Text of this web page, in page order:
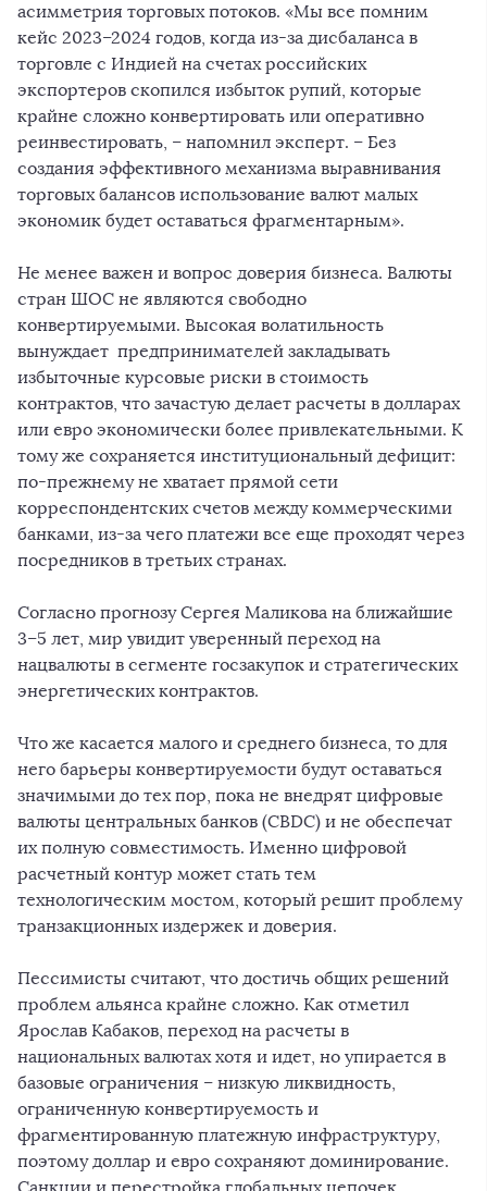
асимметрия торговых потоков. «Мы все помним
кейс 2023–2024 годов, когда из-за дисбаланса в
торговле с Индией на счетах российских
экспортеров скопился избыток рупий, которые
крайне сложно конвертировать или оперативно
реинвестировать, – напомнил эксперт. – Без
создания эффективного механизма выравнивания
торговых балансов использование валют малых
экономик будет оставаться фрагментарным».
Не менее важен и вопрос доверия бизнеса. Валюты
стран ШОС не являются свободно
конвертируемыми. Высокая волатильность
вынуждает предпринимателей закладывать
избыточные курсовые риски в стоимость
контрактов, что зачастую делает расчеты в долларах
или евро экономически более привлекательными. К
тому же сохраняется институциональный дефицит:
по-прежнему не хватает прямой сети
корреспондентских счетов между коммерческими
банками, из-за чего платежи все еще проходят через
посредников в третьих странах.
Согласно прогнозу Сергея Маликова на ближайшие
3–5 лет, мир увидит уверенный переход на
нацвалюты в сегменте госзакупок и стратегических
энергетических контрактов.
Что же касается малого и среднего бизнеса, то для
него барьеры конвертируемости будут оставаться
значимыми до тех пор, пока не внедрят цифровые
валюты центральных банков (CBDC) и не обеспечат
их полную совместимость. Именно цифровой
расчетный контур может стать тем
технологическим мостом, который решит проблему
транзакционных издержек и доверия.
Пессимисты считают, что достичь общих решений
проблем альянса крайне сложно. Как отметил
Ярослав Кабаков, переход на расчеты в
национальных валютах хотя и идет, но упирается в
базовые ограничения – низкую ликвидность,
ограниченную конвертируемость и
фрагментированную платежную инфраструктуру,
поэтому доллар и евро сохраняют доминирование.